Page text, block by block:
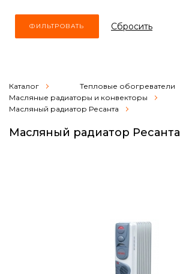
Cбросить
Каталог
Тепловые обогреватели
Масляные радиаторы и конвекторы
Масляный радиатор Ресанта
Масляный радиатор Ресанта